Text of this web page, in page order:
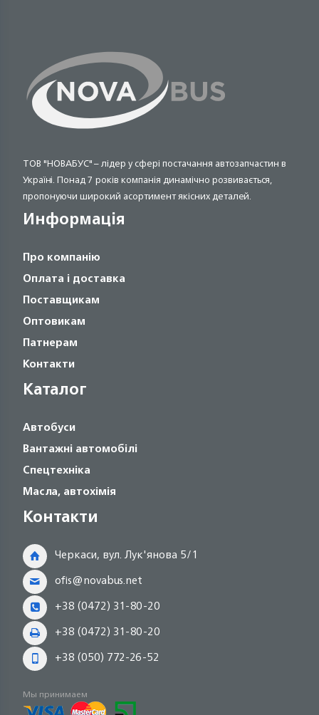
ТОВ "НОВАБУС" – лідер у сфері постачання автозапчастин в
Україні. Понад 7 років компанія динамічно розвивається,
пропонуючи широкий асортимент якісних деталей.
Информація
Про компанію
Оплата і доставка
Поставщикам
Оптовикам
Патнерам
Контакти
Каталог
Автобуси
Вантажні автомобілі
Спецтехніка
Масла, автохімія
Контакти
Черкаси, вул. Лук'янова 5/1
ofis@novabus.net
+38 (0472) 31-80-20
+38 (0472) 31-80-20
+38 (050) 772-26-52
Мы принимаем